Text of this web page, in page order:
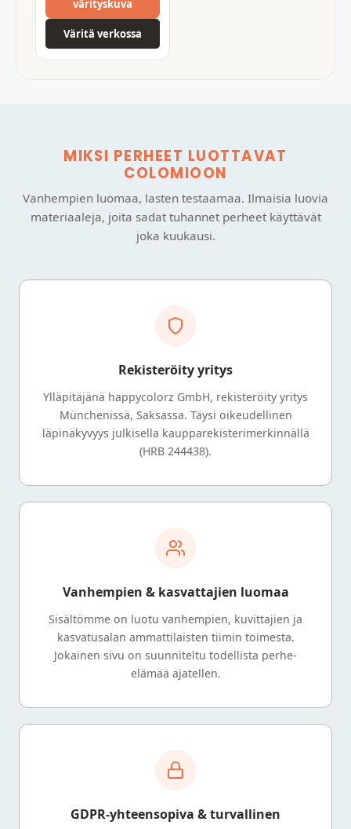
värityskuva
Väritä verkossa
MIKSI PERHEET LUOTTAVAT
COLOMIOON
Vanhempien luomaa, lasten testaamaa. Ilmaisia luovia
materiaaleja, joita sadat tuhannet perheet käyttävät
joka kuukausi.
Rekisteröity yritys
Ylläpitäjänä happycolorz GmbH, rekisteröity yritys
Münchenissä, Saksassa. Täysi oikeudellinen
läpinäkyvyys julkisella kaupparekisterimerkinnällä
(HRB 244438).
Vanhempien & kasvattajien luomaa
Sisältömme on luotu vanhempien, kuvittajien ja
kasvatusalan ammattilaisten tiimin toimesta.
Jokainen sivu on suunniteltu todellista perhe-
elämää ajatellen.
GDPR-yhteensopiva & turvallinen